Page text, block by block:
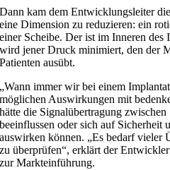
Dann kam dem Entwicklungsleiter
eine Dimension zu reduzieren: ein
einer Scheibe. Der ist im Inneren
wird jener Druck minimiert, den der
Patienten ausübt.
„Wann immer wir bei einem
möglichen Auswirkungen mit
hätte die Signalübertragung
beeinflussen oder sich auf Sicherheit
auswirken können. „Es bedarf vieler
zu überprüfen“, erklärt der
zur Markteinführung.